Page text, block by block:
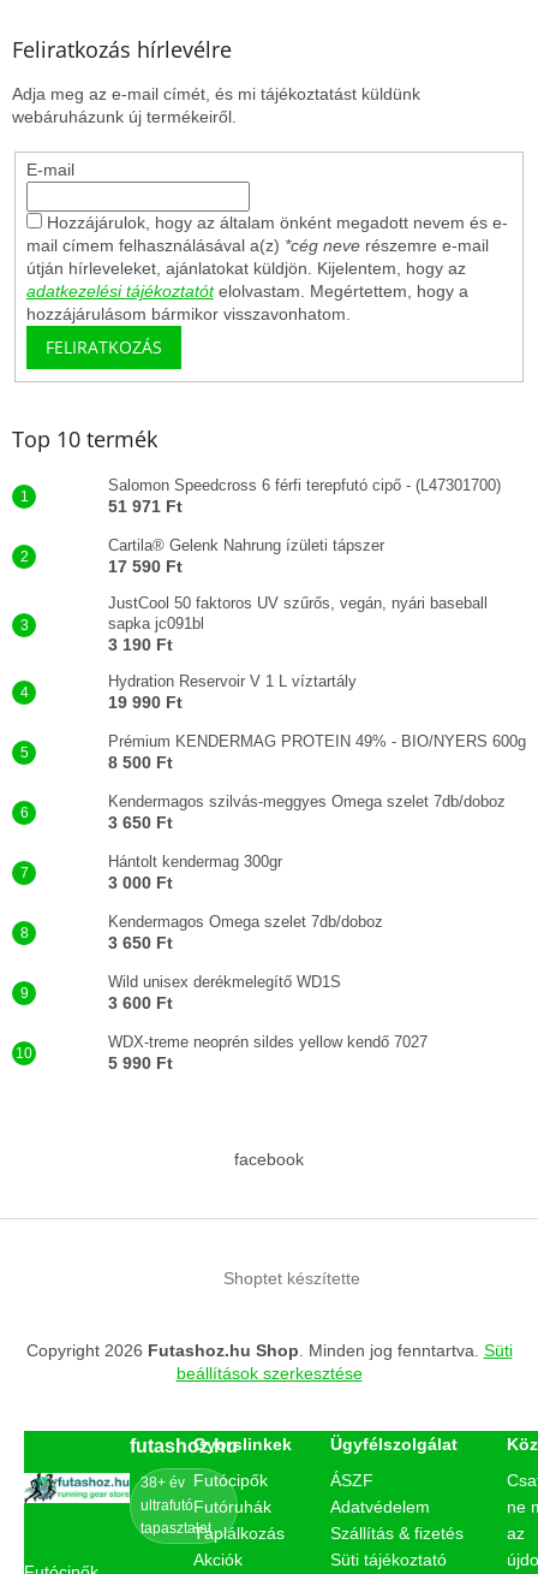
Feliratkozás hírlevélre
Adja meg az e-mail címét, és mi tájékoztatást küldünk
webáruházunk új termékeiről.
E-mail
Hozzájárulok, hogy az általam önként megadott nevem és e-
mail címem felhasználásával a(z) *cég neverészemre e-mail
útján hírleveleket, ajánlatokat küldjön. Kijelentem, hogy az
adatkezelési tájékoztatót elolvastam. Megértettem, hogy a
hozzájárulásom bármikor visszavonhatom.
FELIRATKOZÁS
Top 10 termék
Salomon Speedcross 6 férfi terepfutó cipő - (L47301700)
51 971 Ft
Cartila® Gelenk Nahrung ízületi tápszer
17 590 Ft
JustCool 50 faktoros UV szűrős, vegán, nyári baseball
sapka jc091bl
3 190 Ft
Hydration Reservoir V 1 L víztartály
19 990 Ft
Prémium KENDERMAG PROTEIN 49% - BIO/NYERS 600g
8 500 Ft
Kendermagos szilvás-meggyes Omega szelet 7db/doboz
3 650 Ft
Hántolt kendermag 300gr
3 000 Ft
Kendermagos Omega szelet 7db/doboz
3 650 Ft
Wild unisex derékmelegítő WD1S
3 600 Ft
WDX-treme neoprén sildes yellow kendő 7027
5 990 Ft
facebook
Shoptet készítette
Copyright 2026 Futashoz.hu Shop . Minden jog fenntartva. Süti
beállítások szerkesztése
futashoz.hu
38+ év
ultrafutó
tapasztalat
Gyorslinkek
Futócipők
Futóruhák
Táplálkozás
Akciók
Ügyfélszolgálat
ÁSZF
Adatvédelem
Szállítás & fizetés
Süti tájékoztató
ne
az